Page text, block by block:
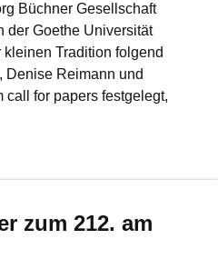
Büchner Gesellschaft
der Goethe Universität
Tradition folgend
Denise Reimann und
call for papers festgelegt,
zum 212. am